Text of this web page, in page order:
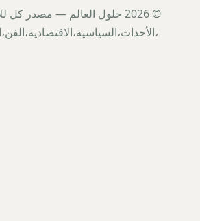
© 2026 حلول العالم — مصدر كل